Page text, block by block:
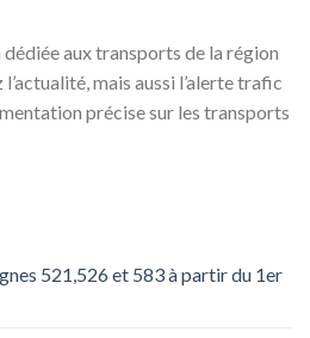
aux transports de la région
mais aussi l’alerte trafic
précise sur les transports
521,526 et 583 à partir du 1er